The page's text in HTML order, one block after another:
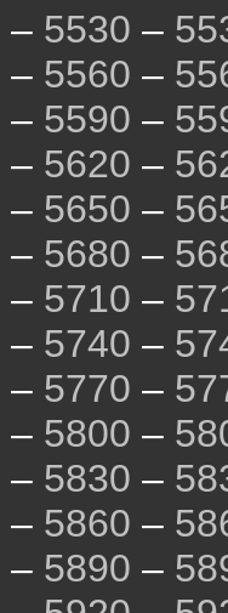
– 5530 –
– 5560 –
– 5590 –
– 5620 –
– 5650 –
– 5680 –
– 5710 –
– 5740 –
– 5770 –
– 5800 –
– 5830 –
– 5860 –
– 5890 –